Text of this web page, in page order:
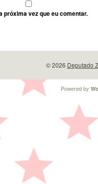
próxima vez que eu comentar.
© 2026 Deputado
Powered by